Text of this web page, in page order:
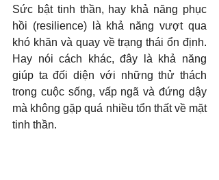
Sức bật tinh thần, hay khả năng phục
hồi (resilience) là khả năng vượt qua
khó khăn và quay về trạng thái ổn định.
Hay nói cách khác, đây là khả năng
giúp ta đối diện với những thử thách
trong cuộc sống, vấp ngã và đứng dậy
mà không gặp quá nhiều tổn thất về mặt
tinh thần.